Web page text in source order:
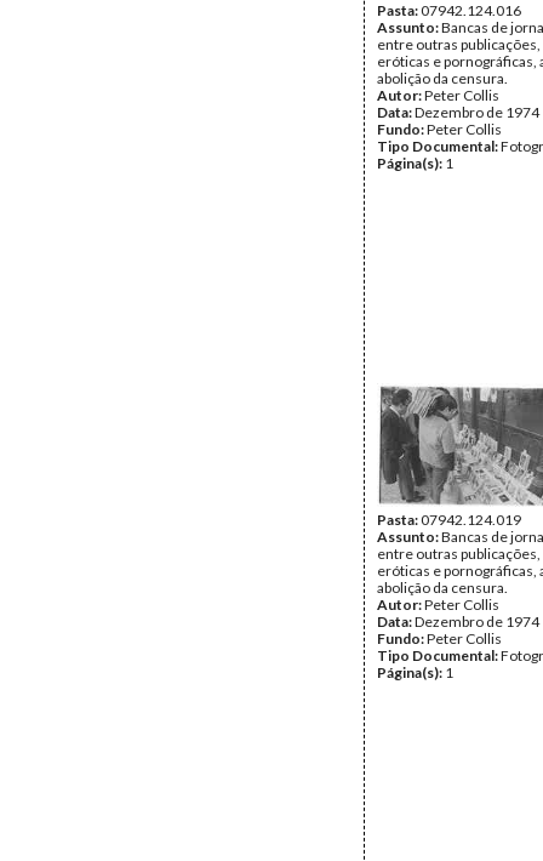
Pasta:07942.124.016
Assunto:Bancas de
entre outras
eróticas e pornográficas,
abolição da censura.
Autor:Peter Collis
Data:Dezembro de 1974
Fundo:Peter Collis
Tipo Documental:
Página(s): 1
Pasta:07942.124.019
Assunto:Bancas de
entre outras
eróticas e pornográficas,
abolição da censura.
Autor:Peter Collis
Data:Dezembro de 1974
Fundo:Peter Collis
Tipo Documental:
Página(s): 1